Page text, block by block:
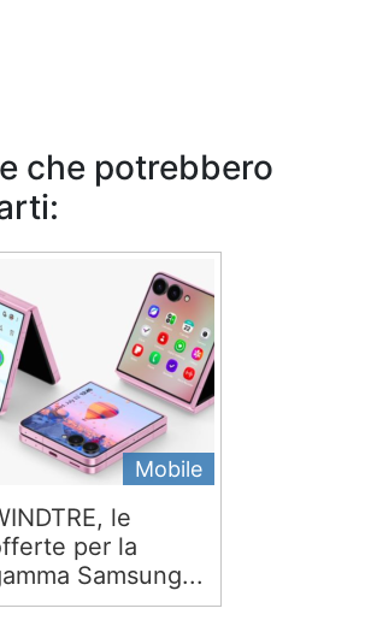
che potrebbero
Mobile
le
per la
Samsung...